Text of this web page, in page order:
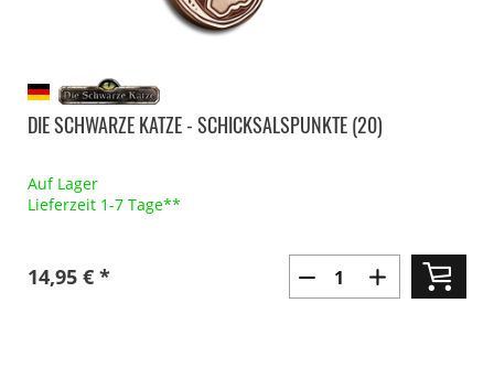
DIE SCHWARZE KATZE - SCHICKSALSPUNKTE (20)
Auf Lager
Lieferzeit 1-7 Tage**
14,95 € *